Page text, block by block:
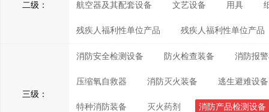
二级： 航空器及其配套设备 文艺设备 用具
残疾人福利性单位产品 残疾人福利性单位产品
三级：
消防安全检测设备 防火检查装备 消防报
压缩氧自救器 消防灭火装备 逃生避难设备
特种消防装备 灭火药剂 消防产品检测设备